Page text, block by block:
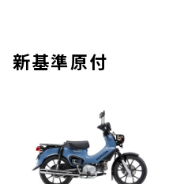
新基準原付